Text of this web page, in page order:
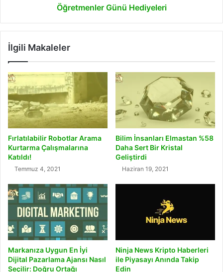
Öğretmenler Günü Hediyeleri
İlgili Makaleler
Fırlatılabilir Robotlar Arama
Kurtarma Çalışmalarına
Katıldı!
Temmuz 4, 2021
Bilim İnsanları Elmastan %58
Daha Sert Bir Kristal
Geliştirdi
Haziran 19, 2021
Markanıza Uygun En İyi
Dijital Pazarlama Ajansı Nasıl
Seçilir: Doğru Ortağı
Ninja News Kripto Haberleri
ile Piyasayı Anında Takip
Edin